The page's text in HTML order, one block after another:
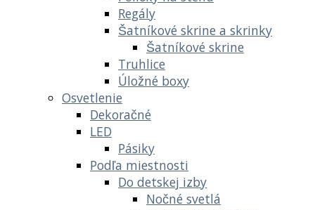
Regály
Šatníkové skrine a skrinky
Šatníkové skrine
Truhlice
Úložné boxy
Osvetlenie
Dekoračné
LED
Pásiky
Podľa miestnosti
Do detskej izby
Nočné svetlá